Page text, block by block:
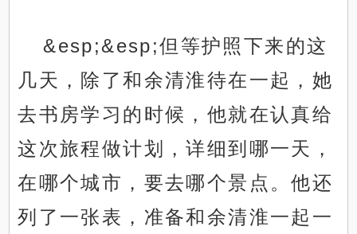
&esp;&esp;但等护照下来的这
几天，除了和余清淮待在一起，她
去书房学习的时候，他就在认真给
这次旅程做计划，详细到哪一天，
在哪个城市，要去哪个景点。他还
列了一张表，准备和余清淮一起一